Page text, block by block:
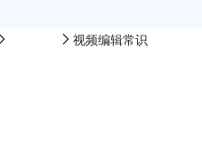
视频编辑常识